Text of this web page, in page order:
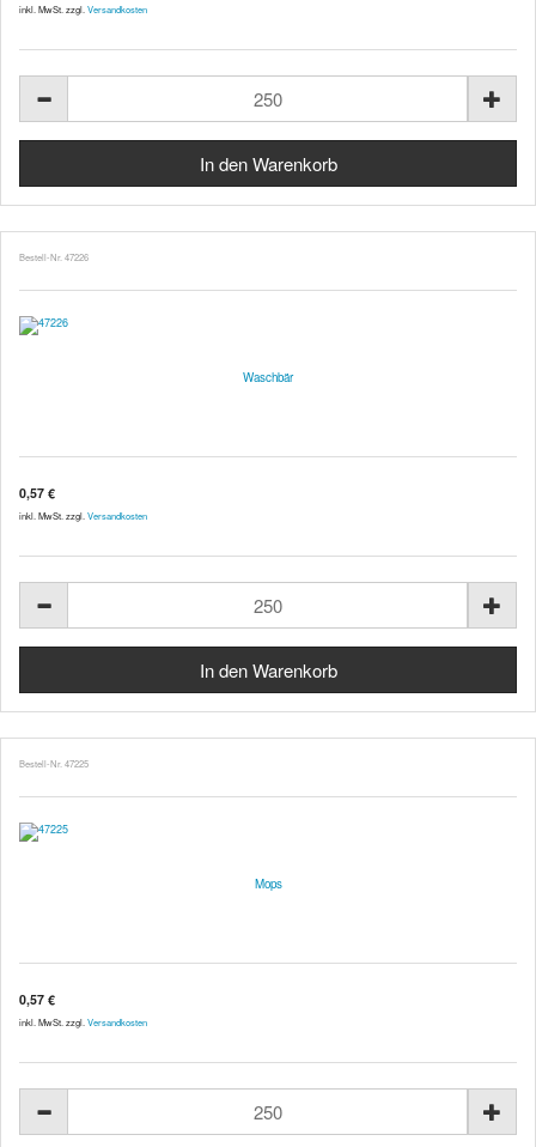
inkl. MwSt. zzgl. Versandkosten
Bestell-Nr. 47226
Waschbär
0,57 €
inkl. MwSt. zzgl. Versandkosten
Bestell-Nr. 47225
Mops
0,57 €
inkl. MwSt. zzgl. Versandkosten